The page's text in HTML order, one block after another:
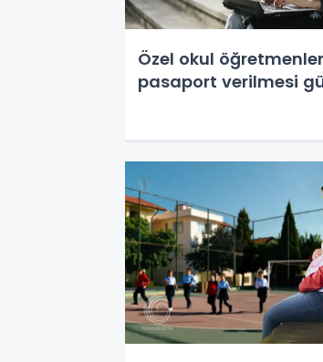
Özel okul
pasaport verilmesi